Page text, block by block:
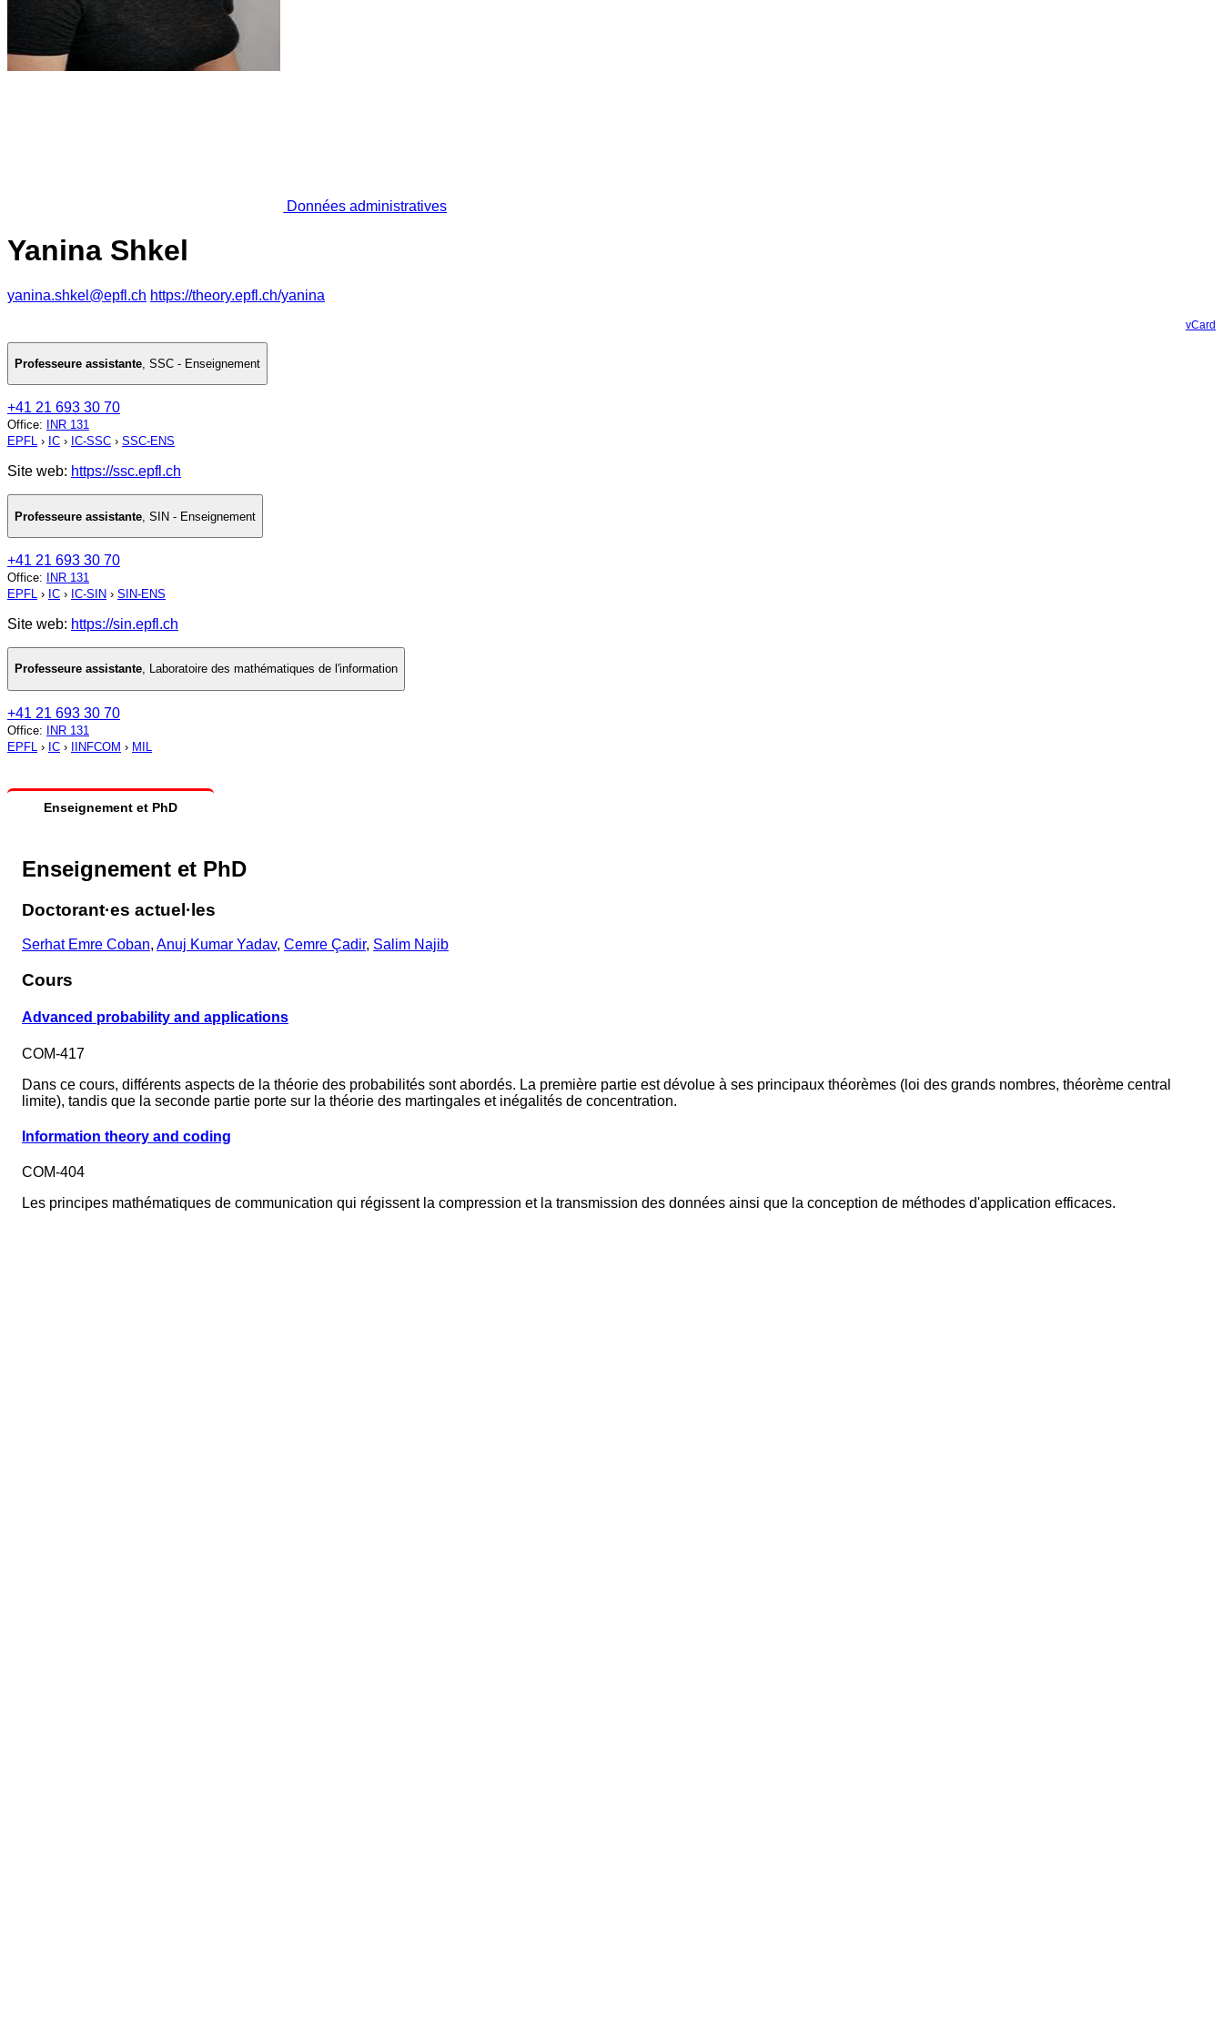
Données administratives
Yanina Shkel
yanina.shkel@epfl.ch https://theory.epfl.ch/yanina
vCard
Professeure assistante, SSC - Enseignement
+41 21 693 30 70
Office:
INR 131
EPFL › IC › IC-SSC › SSC-ENS
Site web: https://ssc.epfl.ch
Professeure assistante SIN - Enseignement
+41 21 693 30 70
Office:
INR 131
EPFL › IC › IC-SIN › SIN-ENS
Site web: https://sin.epfl.ch
Professeure assistante, Laboratoire des mathématiques de l'information
+41 21 693 30 70
Office: INR 131
EPFL › IC › IINFCOM › MIL
Enseignement et PhD
Enseignement et PhD
Doctorant·es actuel·les
Serhat Emre Coban, Anuj Kumar Yadav, Cemre Çadir, Salim Najib
Cours
Advanced probability and applications
COM-417
Dans ce cours, différents aspects de la théorie des probabilités sont abordés. La première partie est dévolue à ses principaux théorèmes (loi des grands nombres, théorème central
limite), tandis que la seconde partie porte sur la théorie des martingales et inégalités de concentration.
Information theory and coding
COM-404
Les principes mathématiques de communication qui régissent la compression et la transmission des données ainsi que la conception de méthodes d'application efficaces.